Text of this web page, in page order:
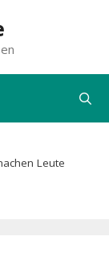
Leute